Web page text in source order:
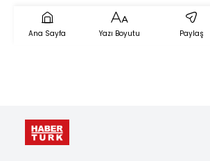
Ana Sayfa Yazı Boyutu Paylaş